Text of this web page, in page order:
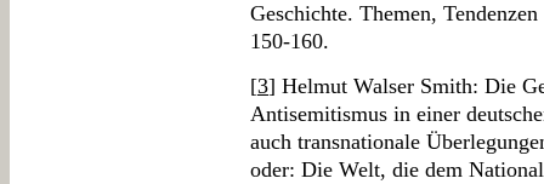
Geschichte. Themen,
150-160.
[3] Helmut Walser Smith: Die
Antisemitismus in einer
auch transnationale
oder: Die Welt, die dem